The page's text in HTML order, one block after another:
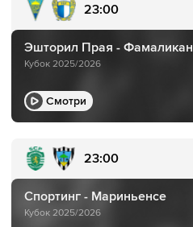
23:00
Эшторил Прая - Фамаликан
Кубок 2025/2026
Смотри
23:00
Спортинг - Мариньенсе
Кубок 2025/2026